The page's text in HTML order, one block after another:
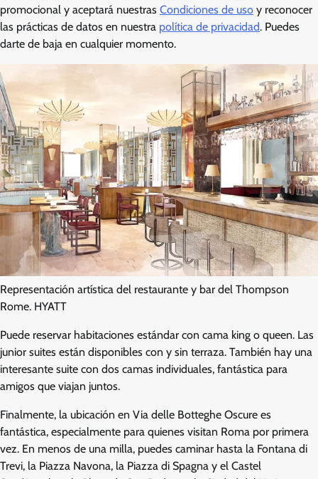
promocional y aceptará nuestras Condiciones de uso y reconocer
las prácticas de datos en nuestra política de privacidad. Puedes
darte de baja en cualquier momento.
Representación artística del restaurante y bar del Thompson
Rome. HYATT
Puede reservar habitaciones estándar con cama king o queen. Las
junior suites están disponibles con y sin terraza. También hay una
interesante suite con dos camas individuales, fantástica para
amigos que viajan juntos.
Finalmente, la ubicación en Via delle Botteghe Oscure es
fantástica, especialmente para quienes visitan Roma por primera
vez. En menos de una milla, puedes caminar hasta la Fontana di
Trevi, la Piazza Navona, la Piazza di Spagna y el Castel